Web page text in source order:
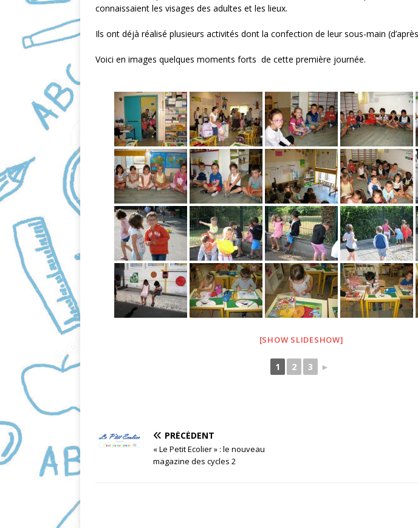
o
connaissaient les visages des adultes et les lieux.
Ils ont déjà réalisé plusieurs activités dont la confection de leur sous-main
Voici en images quelques moments forts de cette première journée.
[SHOW SLIDESHOW]
1 2 3 ►
PRÉCÉDENT
« Le Petit Ecolier » : le nouveau
magazine des cycles 2